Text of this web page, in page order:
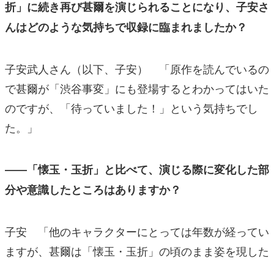
折」に続き再び甚爾を演じられることになり、子安さ
んはどのような気持ちで収録に臨まれましたか？
子安武人さん（以下、子安） 「原作を読んでいるの
で甚爾が「渋谷事変」にも登場するとわかってはいた
のですが、「待っていました！」という気持ちでし
た。」
――「懐玉・玉折」と比べて、演じる際に変化した部
分や意識したところはありますか？
子安 「他のキャラクターにとっては年数が経ってい
ますが、甚爾は「懐玉・玉折」の頃のまま姿を現した